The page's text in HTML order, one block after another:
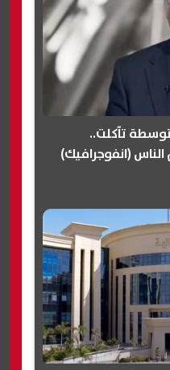
تآكلت..
(انفوجرافيك)